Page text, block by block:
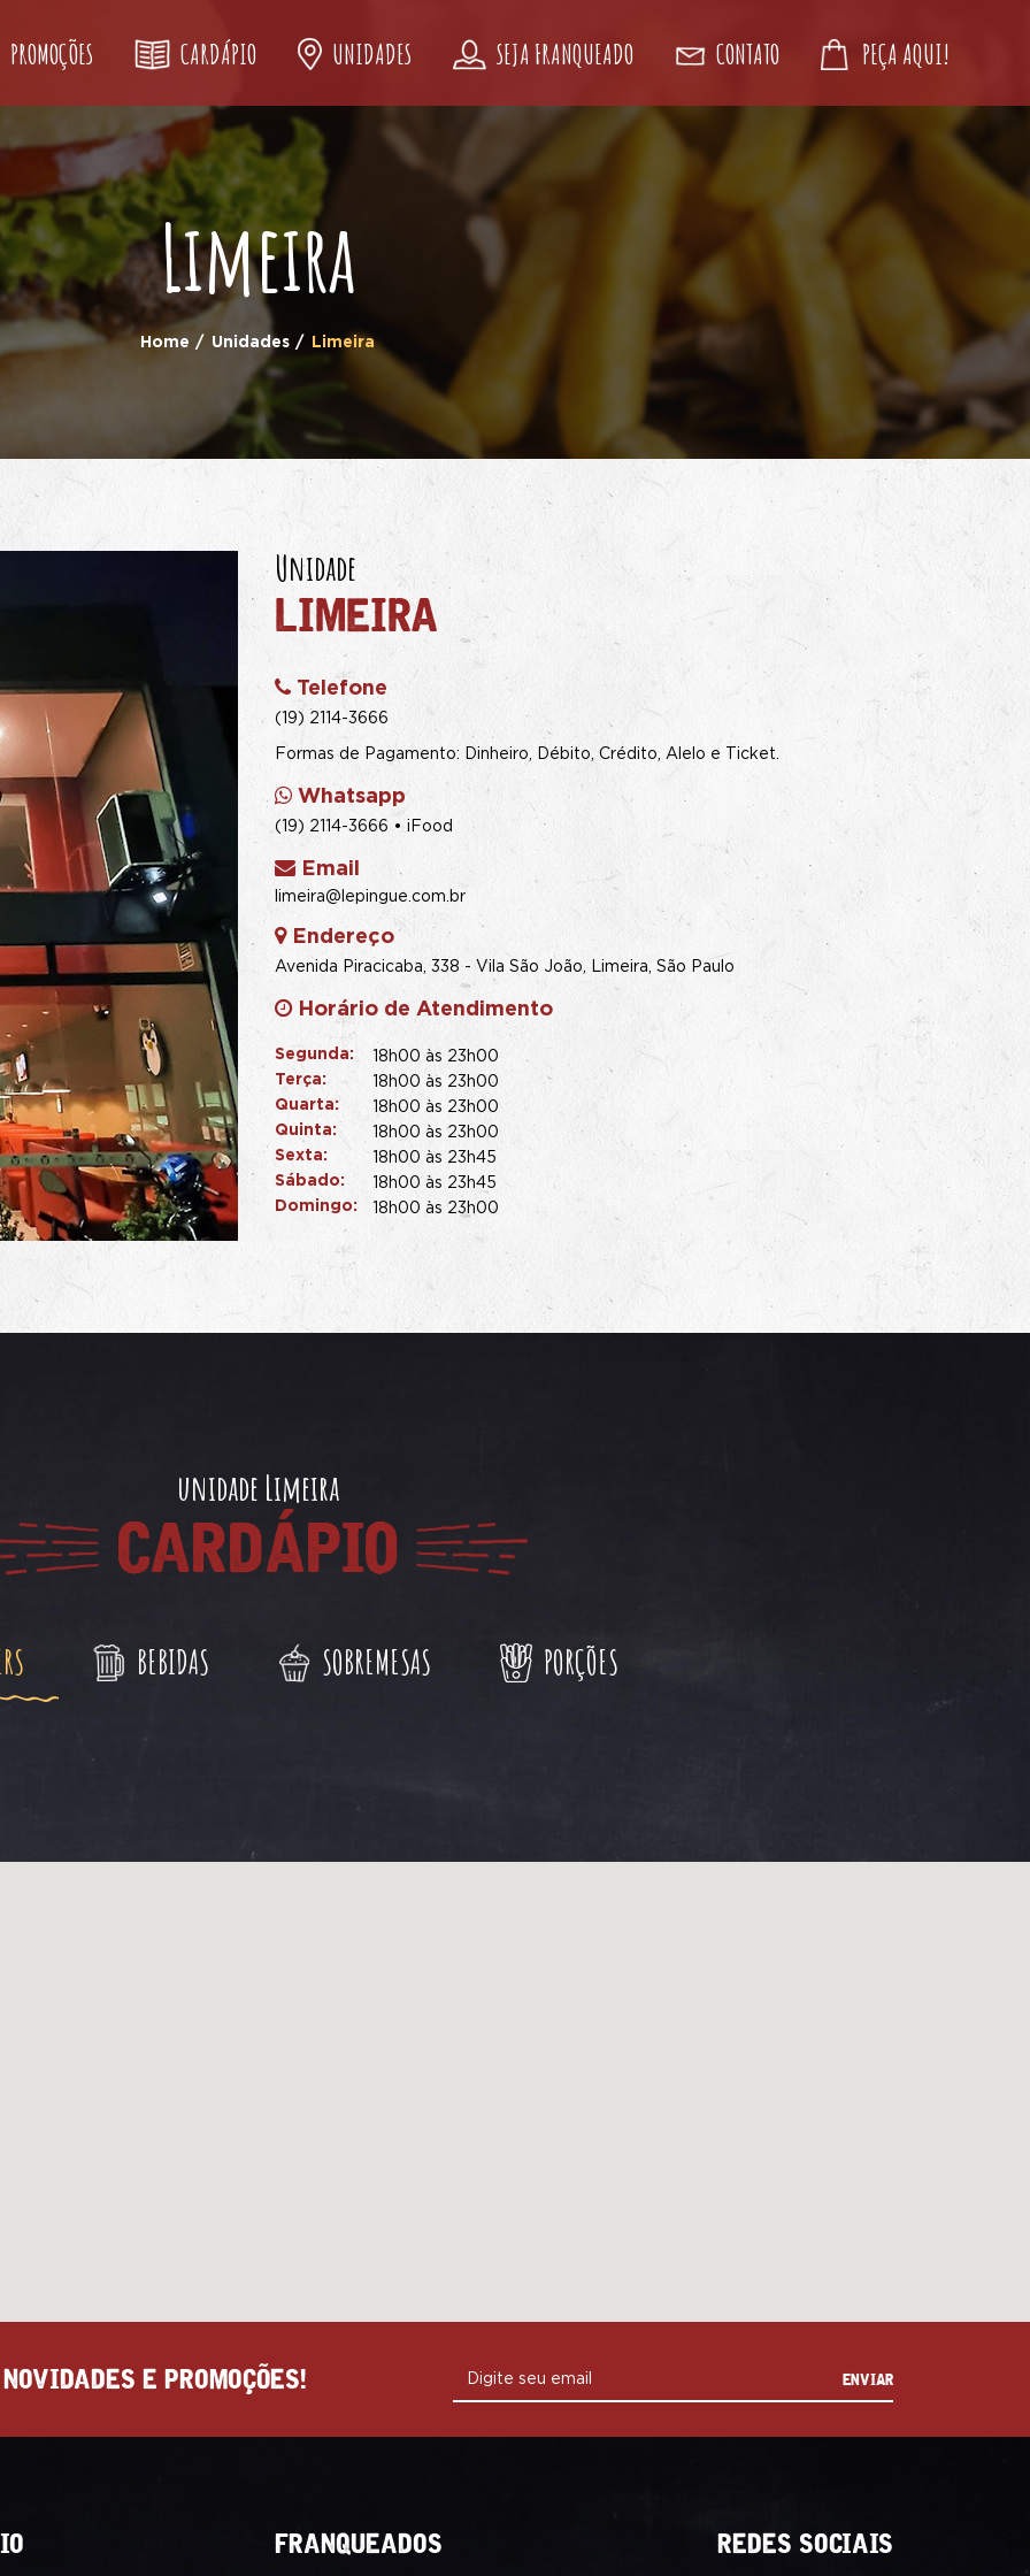
PROMOÇÕES CARDÁPIO UNIDADES SEJA FRANQUEADO CONTATO PEÇA AQUI!
Limeira
Home Unidades Limeira
Unidade
LIMEIRA
Telefone
(19) 2114-3666
Formas de Pagamento: Dinheiro, Débito, Crédito, Alelo e Ticket.
Whatsapp
(19) 2114-3666 • iFood
Email
limeira@lepingue.com.br
Endereço
Avenida Piracicaba, 338 - Vila São João, Limeira, São Paulo
Horário de Atendimento
Segunda:
18h00 às 23h00
Terça:
18h00 às 23h00
Quarta:
18h00 às 23h00
Quinta:
18h00 às 23h00
Sexta:
18h00 às 23h45
Sábado:
18h00 às 23h45
Domingo:
18h00 às 23h00
unidade Limeira
CARDÁPIO
BEBIDAS SOBREMESAS PORÇÕES
E PROMOÇÕES! Digite seu email ENVIAR
FRANQUEADOS REDES SOCIAIS